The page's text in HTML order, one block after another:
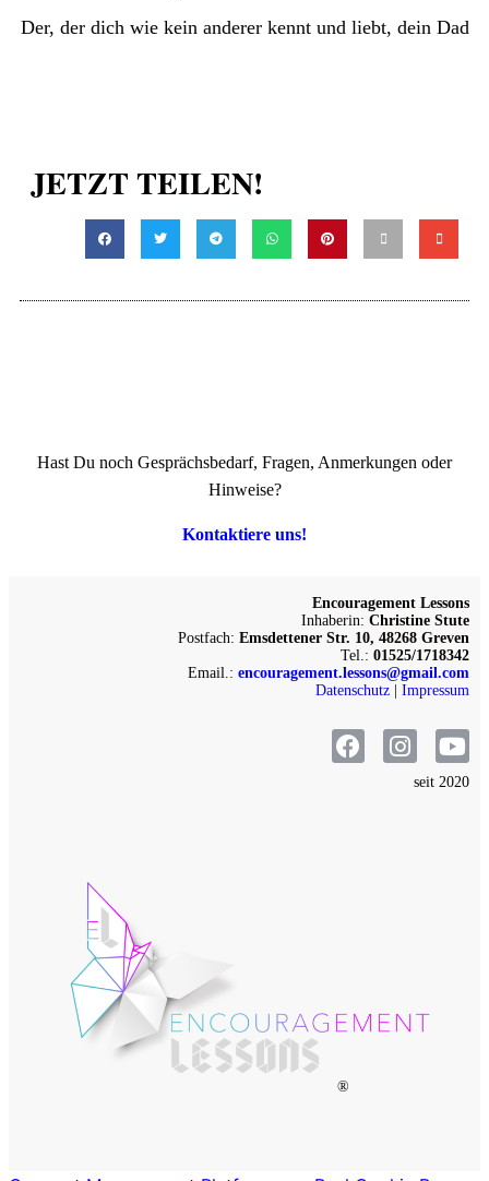
Der, der dich wie kein anderer kennt und liebt, dein Dad
JETZT TEILEN!
Hast Du noch Gesprächsbedarf, Fragen, Anmerkungen oder
Hinweise?
Kontaktiere uns!
Encouragement Lessons
Inhaberin: Christine Stute
Postfach: Emsdettener Str. 10, 48268 Greven
Tel.: 01525/1718342
Email.: encouragement.lessons@gmail.com
Datenschutz
Impressum
seit 2020
®